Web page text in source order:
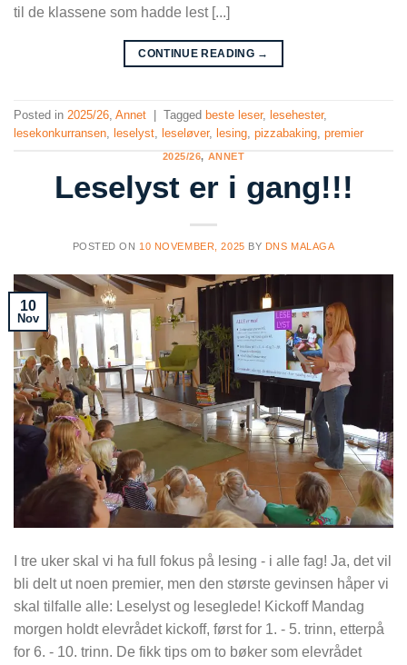
til de klassene som hadde lest [...]
CONTINUE READING →
Posted in 2025/26, Annet Tagged beste leser, lesehester,
lesekonkurransen, leselyst, leseløver, lesing, pizzabaking, premier
2025/26, ANNET
Leselyst er i gang!!!
POSTED ON 10 NOVEMBER, 2025 BY DNS MALAGA
10
Nov
I tre uker skal vi ha full fokus på lesing - i alle fag! Ja, det vil
bli delt ut noen premier, men den største gevinsen håper vi
skal tilfalle alle: Leselyst og leseglede! Kickoff Mandag
morgen holdt elevrådet kickoff, først for 1. - 5. trinn, etterpå
for 6. - 10. trinn. De fikk tips om to bøker som elevrådet